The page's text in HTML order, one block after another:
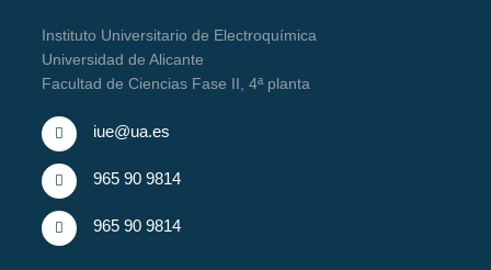
Instituto Universitario de Electroquímica
Universidad de Alicante
Facultad de Ciencias Fase II, 4ª planta
iue@ua.es
965 90 9814
965 90 9814